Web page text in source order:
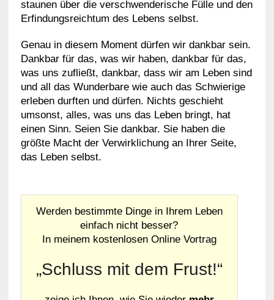
staunen über die verschwenderische Fülle und den
Erfindungsreichtum des Lebens selbst.
Genau in diesem Moment dürfen wir dankbar sein.
Dankbar für das, was wir haben, dankbar für das,
was uns zufließt, dankbar, dass wir am Leben sind
und all das Wunderbare wie auch das Schwierige
erleben durften und dürfen. Nichts geschieht
umsonst, alles, was uns das Leben bringt, hat
einen Sinn. Seien Sie dankbar. Sie haben die
größte Macht der Verwirklichung an Ihrer Seite,
das Leben selbst.
Werden bestimmte Dinge in Ihrem Leben
einfach nicht besser?
In meinem kostenlosen Online Vortrag
„Schluss mit dem Frust!“